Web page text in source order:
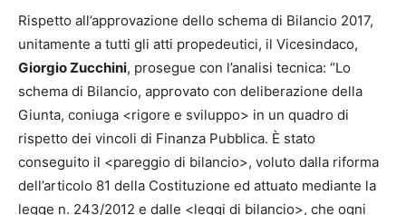
Rispetto all’approvazione dello schema di Bilancio 2017,
unitamente a tutti gli atti propedeutici, il Vicesindaco,
Giorgio Zucchini, prosegue con l’analisi tecnica: “Lo
schema di Bilancio, approvato con deliberazione della
Giunta, coniuga <rigore e sviluppo> in un quadro di
rispetto dei vincoli di Finanza Pubblica. È stato
conseguito il <pareggio di bilancio>, voluto dalla riforma
dell’articolo 81 della Costituzione ed attuato mediante la
legge n. 243/2012 e dalle <leggi di bilancio>, che ogni